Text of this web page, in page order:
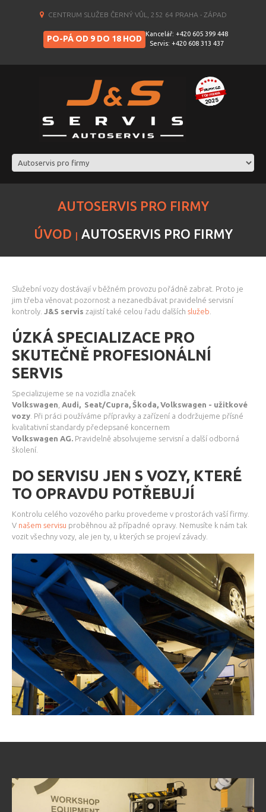
CENTRUM SLUŽEB ČERNÝ VŮL, 252 64 PRAHA - ZÁPAD
PO-PÁ OD 9 DO 18 HOD Kancelář: +420 605 399 448
Servis: +420 608 313 437
AUTOSERVIS PRO FIRMY
ÚVOD
AUTOSERVIS PRO FIRMY
Služební vozy dostávají v běžném provozu pořádně zabrat. Proto je
jim třeba věnovat pozornost a nezanedbávat pravidelné servisní
kontroly. J&S servis zajistí také celou řadu dalších služeb
ÚZKÁ SPECIALIZACE PRO
SKUTEČNĚ PROFESIONÁLNÍ
SERVIS
Specializujeme se na vozidla značek
Volkswagen Audi, Seat/Cupra, Škoda, Volkswagen - užitkové
vozy . Při práci používáme přípravky a zařízení a dodržujeme přísné
kvalitativní standardy předepsané koncernem
Volkswagen AG. Pravidelně absolvujeme servisní a další odborná
školení.
DO SERVISU JEN S VOZY, KTERÉ
TO OPRAVDU POTŘEBUJÍ
Kontrolu celého vozového parku provedeme v prostorách vaší firmy.
V našem servisu proběhnou až případné opravy. Nemusíte k nám tak
vozit všechny vozy, ale jen ty, u kterých se projeví závady.